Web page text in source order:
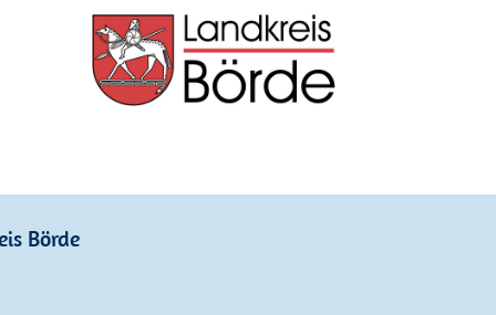
Börde